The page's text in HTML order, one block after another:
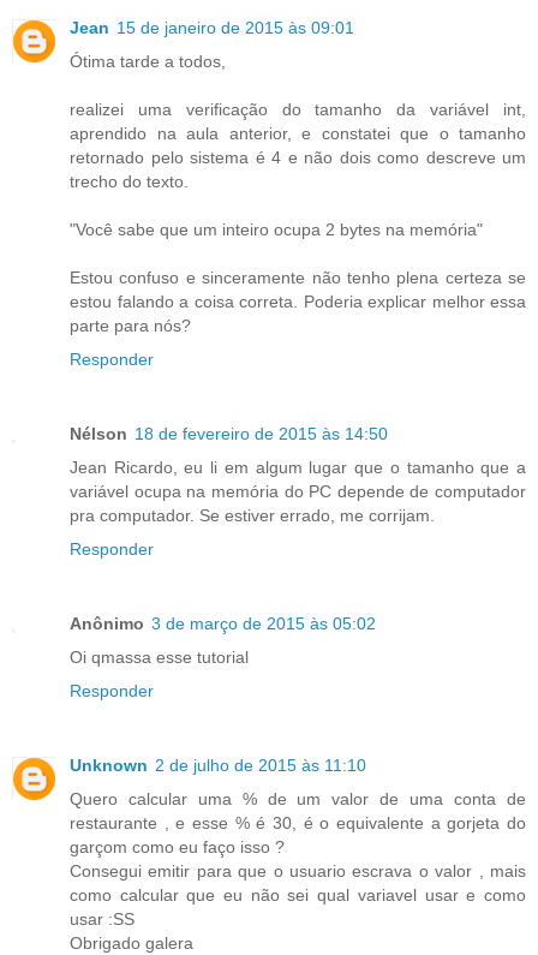
Jean 15 de janeiro de 2015 às 09:01
Ótima tarde a todos,
realizei uma verificação do tamanho da variável int,
aprendido na aula anterior, e constatei que o tamanho
retornado pelo sistema é 4 e não dois como descreve um
trecho do texto.
"Você sabe que um inteiro ocupa 2 bytes na memória"
Estou confuso e sinceramente não tenho plena certeza se
estou falando a coisa correta. Poderia explicar melhor essa
parte para nós?
Responder
Nélson 18 de fevereiro de 2015 às 14:50
Jean Ricardo, eu li em algum lugar que o tamanho que a
variável ocupa na memória do PC depende de computador
pra computador. Se estiver errado, me corrijam.
Responder
Anônimo 3 de março de 2015 às 05:02
Oi qmassa esse tutorial
Responder
Unknown 2 de julho de 2015 às 11:10
Quero calcular uma % de um valor de uma conta de
restaurante , e esse % é 30, é o equivalente a gorjeta do
garçom como eu faço isso ?
Consegui emitir para que o usuario escrava o valor , mais
como calcular que eu não sei qual variavel usar e como
usar :SS
Obrigado galera